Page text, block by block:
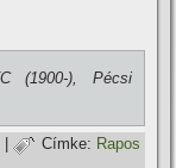
(1900-), Pécsi
| Címke: Rapos